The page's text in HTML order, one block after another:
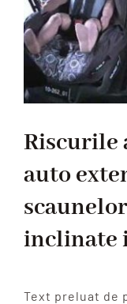
Riscurile
auto
inclinate
Text preluat de